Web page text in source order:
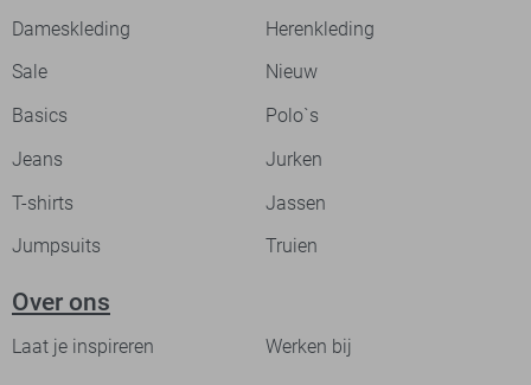
Dameskleding
Herenkleding
Sale
Nieuw
Basics
Polo`s
Jeans
Jurken
T-shirts
Jassen
Jumpsuits
Truien
Over ons
Laat je inspireren Werken bij